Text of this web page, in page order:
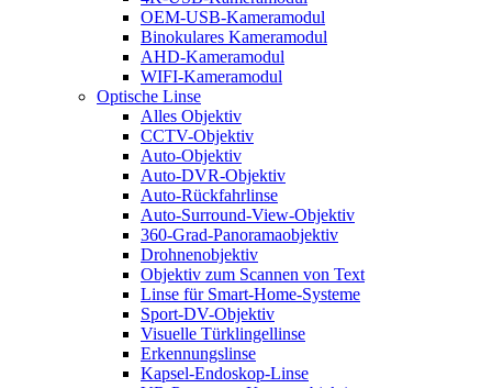
OEM-USB-Kameramodul
Binokulares Kameramodul
AHD-Kameramodul
WIFI-Kameramodul
Optische Linse
Alles Objektiv
CCTV-Objektiv
Auto-Objektiv
Auto-DVR-Objektiv
Auto-Rückfahrlinse
Auto-Surround-View-Objektiv
360-Grad-Panoramaobjektiv
Drohnenobjektiv
Objektiv zum Scannen von Text
Linse für Smart-Home-Systeme
Sport-DV-Objektiv
Visuelle Türklingellinse
Erkennungslinse
Kapsel-Endoskop-Linse